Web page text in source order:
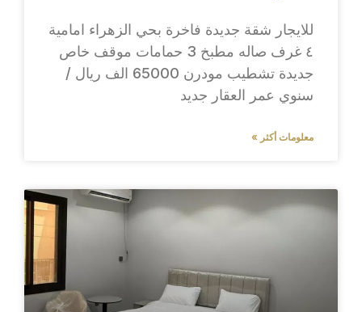
للايجار شقة جديدة فاخرة بحي الزهراء امامية
٤ غرف صاله مطبخ 3 حمامات موقف خاص
جديدة تشطيب مودرن 65000 الف ريال /
سنوي عمر العقار جديد
معلومات أكثر »